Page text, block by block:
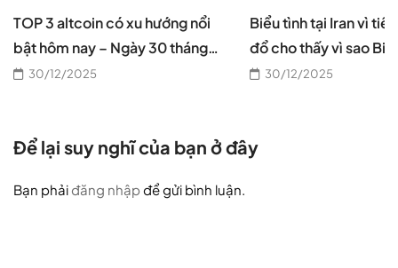
TOP 3 altcoin có xu hướng nổi
bật hôm nay – Ngày 30 tháng
12 30/12/2025
Biểu tình tại Iran vì
đổ cho thấy vì sao
cần thiết, theo CEO
30/12/2025
Để lại suy nghĩ của bạn ở đây
Bạn phải đăng nhập để gửi bình luận.